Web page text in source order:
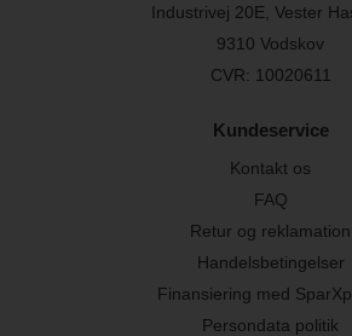
Industrivej 20E, Vester
9310 Vodskov
CVR: 10020611
Kundeservice
Kontakt os
FAQ
Retur og reklamation
Handelsbetingelser
Finansiering med
Persondata politik